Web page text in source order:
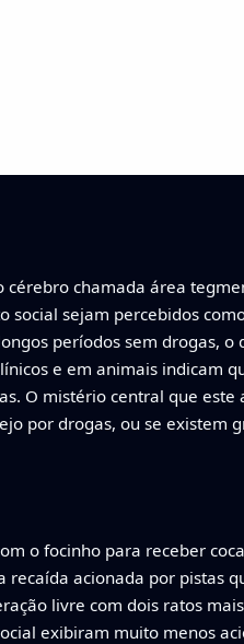
chamada área
sejam percebidos
períodos sem drogas, o
e em animais indicam
O mistério central que
por drogas, ou se existem
o focinho para receber
acionada por pistas
livre com dois ratos
exibiram muito menos